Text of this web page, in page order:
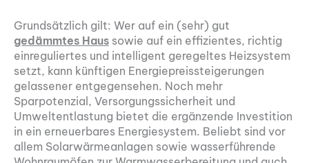
Grundsätzlich gilt: Wer auf ein (sehr) gut
gedämmtes Haus sowie auf ein effizientes, richtig
einreguliertes und intelligent geregeltes Heizsystem
setzt, kann künftigen Energiepreissteigerungen
gelassener entgegensehen. Noch mehr
Sparpotenzial, Versorgungssicherheit und
Umweltentlastung bietet die ergänzende Investition
in ein erneuerbares Energiesystem. Beliebt sind vor
allem Solarwärmeanlagen sowie wasserführende